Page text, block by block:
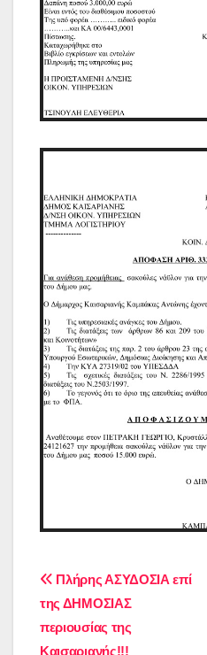
Πλοήγηση
άρθρων
Πλήρης ΑΣΥΔΟΣΙΑ επί
της ΔΗΜΟΣΙΑΣ
περιουσίας της
Καισαριανής!!!